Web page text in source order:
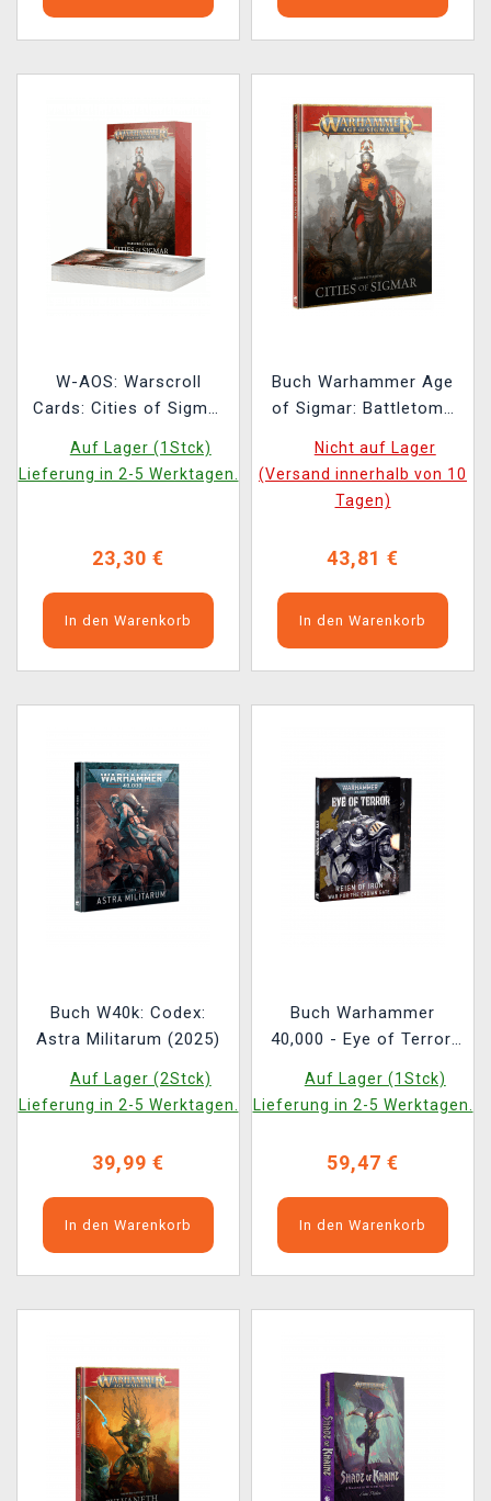
W-AOS: Warscroll
Cards: Cities of Sigmar
Auf Lager (1Stck)
Lieferung in 2-5 Werktagen.
23,30 €
In den Warenkorb
Buch Warhammer Age
of Sigmar: Battletome
ENG
Nicht auf Lager
(Versand innerhalb von 10
Tagen)
43,81 €
In den Warenkorb
Buch W40k: Codex:
Astra Militarum (2025)
Auf Lager (2Stck)
Lieferung in 2-5 Werktagen.
39,99 €
In den Warenkorb
Buch Warhammer
40,000 - Eye of Terror:
Auf Lager (1Stck)
Lieferung in 2-5 Werktagen.
59,47 €
In den Warenkorb